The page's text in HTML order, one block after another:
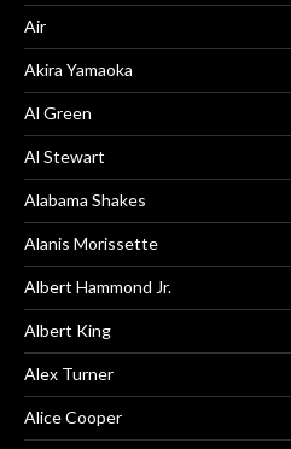
Air
Akira Yamaoka
Al Green
Al Stewart
Alabama Shakes
Alanis Morissette
Albert Hammond Jr.
Albert King
Alex Turner
Alice Cooper